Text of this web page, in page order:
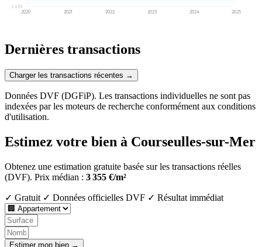
2 633
2020 2021 2022 2023 2024 2025
Dernières transactions
Charger les transactions récentes →
Données DVF (DGFiP). Les transactions individuelles ne sont pas
indexées par les moteurs de recherche conformément aux conditions
d'utilisation.
Estimez votre bien à Courseulles-sur-Mer
Obtenez une estimation gratuite basée sur les transactions réelles
(DVF). Prix médian : 3 355 €/m²
✓ Gratuit ✓ Données officielles DVF ✓ Résultat immédiat
Estimer mon bien →